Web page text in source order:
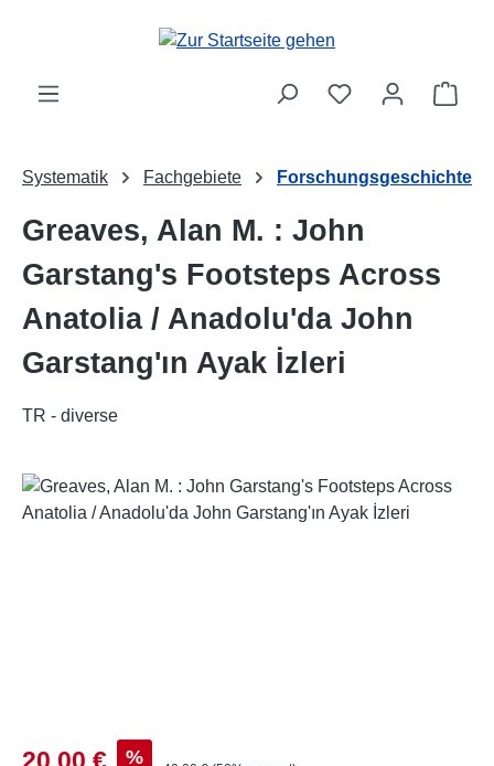
Zum Hauptinhalt springen
Systematik Fachgebiete Forschungsgeschichte
Greaves, Alan M. : John
Garstang's Footsteps Across
Anatolia / Anadolu'da John
Garstang'ın Ayak İzleri
TR - diverse
Bildergalerie überspringen
Verkaufspreis:%